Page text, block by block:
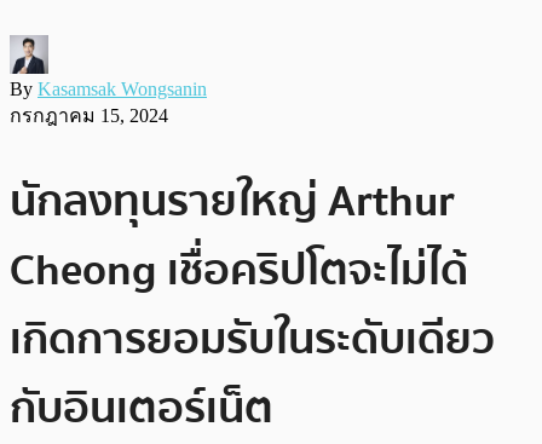
By Kasamsak Wongsanin
กรกฎาคม 15, 2024
นักลงทุนรายใหญ่ Arthur
Cheong เชื่อคริปโตจะไม่ได้
เกิดการยอมรับในระดับเดียว
กับอินเตอร์เน็ต